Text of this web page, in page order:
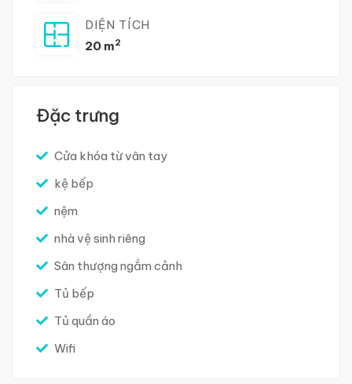
DIỆN TÍCH
20 m2
Đặc trưng
Cửa khóa từ vân tay
kệ bếp
nệm
nhà vệ sinh riêng
Sân thượng ngắm cảnh
Tủ bếp
Tủ quần áo
Wifi